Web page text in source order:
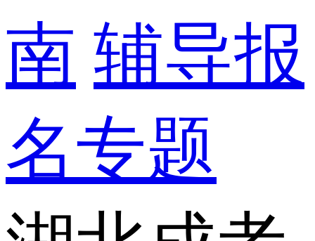
南 辅导报
名专题